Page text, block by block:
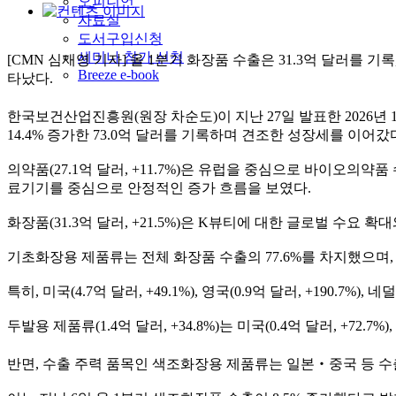
자료실
도서구입신청
세미나 참가 신청
Breeze e-book
[CMN 심재영 기자] 올 1분기 화장품 수출은 31.3억 달러를 기
타났다.
한국보건산업진흥원(원장 차순도)이 지난 27일 발표한 2026
14.4% 증가한 73.0억 달러를 기록하며 견조한 성장세를 이어갔
의약품(27.1억 달러, +11.7%)은 유럽을 중심으로 바이오의약
료기기를 중심으로 안정적인 증가 흐름을 보였다.
화장품(31.3억 달러, +21.5%)은 K뷰티에 대한 글로벌 수요 확
기초화장용 제품류는 전체 화장품 수출의 77.6%를 차지했으
특히, 미국(4.7억 달러, +49.1%), 영국(0.9억 달러, +190.7%),
두발용 제품류(1.4억 달러, +34.8%)는 미국(0.4억 달러,
반면, 수출 주력 품목인 색조화장용 제품류는 일본‧중국 등